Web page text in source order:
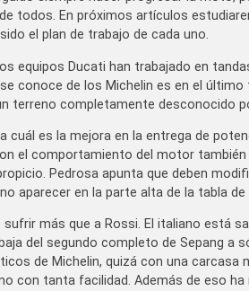
todos. En próximos artículos
el plan de trabajo de cada uno.
equipos Ducati han trabajado en
conoce de los Michelin es en el
terreno completamente desconocido
cuál es la mejora en la entrega de
el comportamiento del motor también
Pedrosa apunta que deben
aparecer en la parte alta de la tabla
más que a Rossi. El italiano está
del segundo completo de Sepang a
de Michelin, quizá con una
con tanta facilidad. Además de eso